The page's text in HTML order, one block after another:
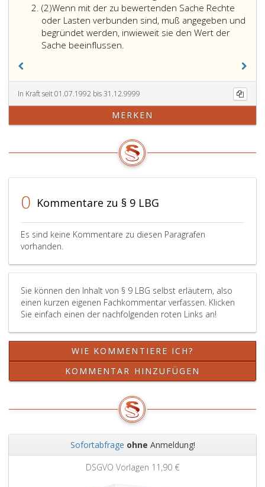
(2)Absatz
2
Wenn mit der zu bewertenden Sache Rechte
oder Lasten verbunden sind, muß angegeben und
begründet werden, inwieweit sie den Wert der
Sache beeinflussen.
In Kraft seit 01.07.1992 bis 31.12.9999
MERKEN
0 Kommentare zu § 9 LBG
Es sind keine Kommentare zu diesen Paragrafen
vorhanden.
Sie können den Inhalt von § 9 LBG selbst erläutern, also
einen kurzen eigenen Fachkommentar verfassen. Klicken
Sie einfach einen der nachfolgenden roten Links an!
WIE KOMMENTIERE ICH?
KOMMENTAR HINZUFÜGEN
Sofortabfrage ohne Anmeldung!
DSGVO Vorlagen 11,90 €